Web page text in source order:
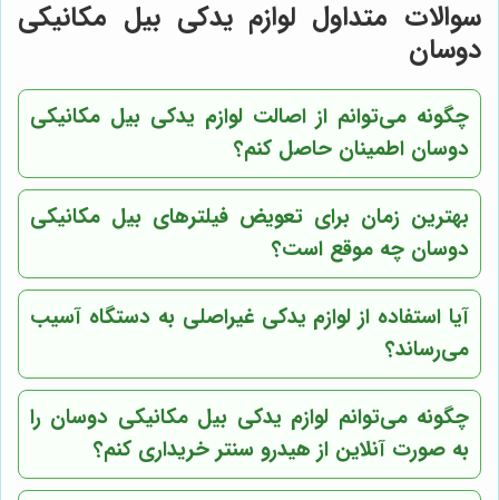
سوالات متداول لوازم یدکی بیل مکانیکی
دوسان
چگونه می‌توانم از اصالت لوازم یدکی بیل مکانیکی
دوسان اطمینان حاصل کنم؟
بهترین زمان برای تعویض فیلترهای بیل مکانیکی
دوسان چه موقع است؟
آیا استفاده از لوازم یدکی غیراصلی به دستگاه آسیب
می‌رساند؟
چگونه می‌توانم لوازم یدکی بیل مکانیکی دوسان را
به صورت آنلاین از هیدرو سنتر خریداری کنم؟